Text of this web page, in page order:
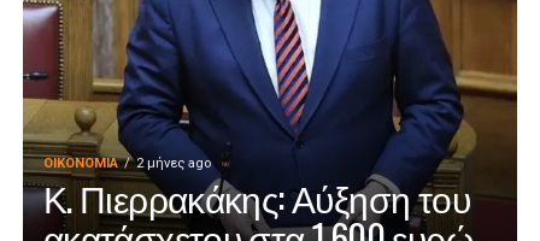
ΟΙΚΟΝΟΜΊΑ 2 μήνες ago
Κ. Πιερρακάκης: Αύξηση του